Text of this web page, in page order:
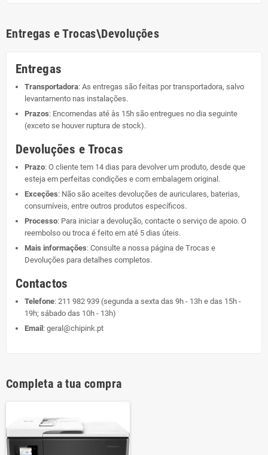
Entregas e Trocas\Devoluções
Entregas
Transportadora: As entregas são feitas por transportadora, salvo
levantamento nas instalações.
Prazos: Encomendas até às 15h são entregues no dia seguinte
(exceto se houver ruptura de stock).
Devoluções e Trocas
Prazo: O cliente tem 14 dias para devolver um produto, desde que
esteja em perfeitas condições e com embalagem original.
Exceções: Não são aceites devoluções de auriculares, baterias,
consumíveis, entre outros produtos específicos.
Processo: Para iniciar a devolução, contacte o serviço de apoio. O
reembolso ou troca é feito em até 5 dias úteis.
Mais informações: Consulte a nossa página de Trocas e
Devoluções para detalhes completos.
Contactos
Telefone: 211 982 939 (segunda a sexta das 9h - 13h e das 15h -
19h; sábado das 10h - 13h)
Email : geral@chipink.pt
Completa a tua compra